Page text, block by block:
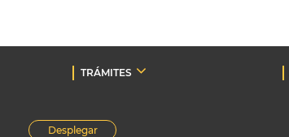
TRÁMITES
Desplegar